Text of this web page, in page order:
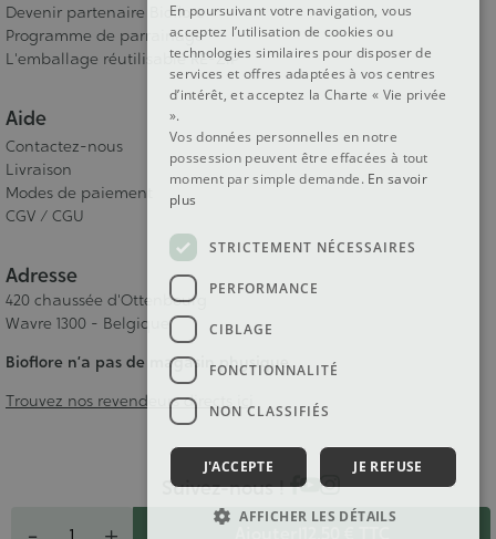
Devenir partenaire Bioflore
Programme de parrainage
L'emballage réutilisable RE-ZIP
Aide
Contactez-nous
Livraison
Modes de paiement
CGV / CGU
Adresse
420 chaussée d'Ottenbourg
Wavre 1300 - Belgique
Bioflore n’a pas de magasin physique.
Trouvez nos revendeurs directs ici
Suivez-nous !
En poursuivant votre navigation, vous
acceptez l’utilisation de cookies ou
technologies similaires pour disposer de
services et offres adaptées à vos centres
d’intérêt, et acceptez la Charte « Vie privée
».
Vos données personnelles en notre
possession peuvent être effacées à tout
moment par simple demande. En savoir
plus
STRICTEMENT NÉCESSAIRES
PERFORMANCE
CIBLAGE
FONCTIONNALITÉ
NON CLASSIFIÉS
J'ACCEPTE JE REFUSE
AFFICHER LES DÉTAILS